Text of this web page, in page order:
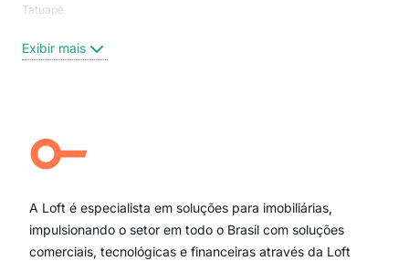
Tatuapé
Centro
Campo Belo
Ipiranga
Paraíso
Itaim Bibi
Exibir mais
A Loft é especialista em soluções para imobiliárias,
impulsionando o setor em todo o Brasil com soluções
comerciais, tecnológicas e financeiras através da Loft